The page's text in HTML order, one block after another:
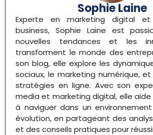
Sophie Laine
Experte en marketing digital
business, Sophie Laine est
nouvelles tendances et les
transforment le monde des
son blog, elle explore les
sociaux, le marketing numérique, et
stratégies en ligne. Avec son
media et marketing digital, elle aide
à naviguer dans un
évolution, en partageant des
et des conseils pratiques pour